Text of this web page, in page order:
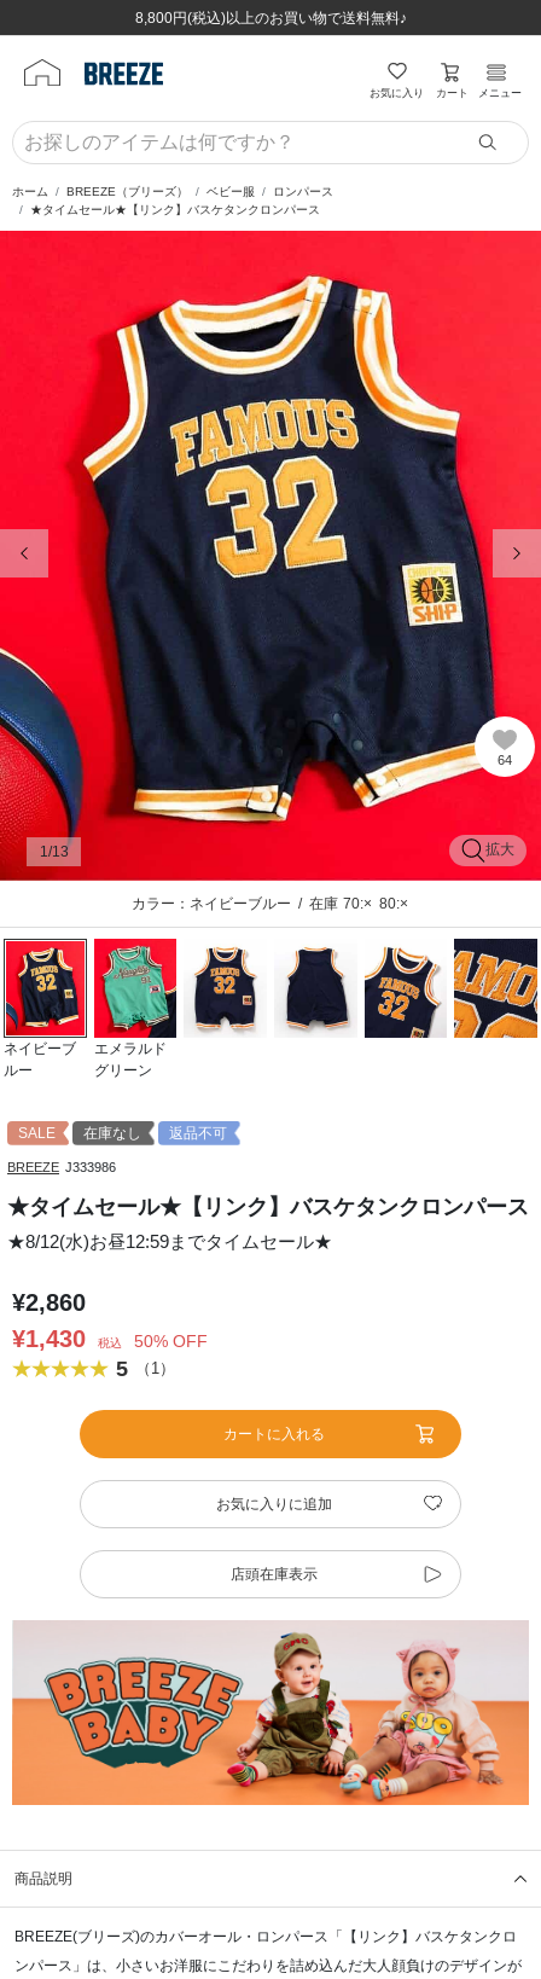
8,800円(税込)以上のお買い物で送料無料♪
ほぼ全品半額！！8/12(水)お昼12:59まで！！
8,800円(税込)以上のお買い物で送料無料♪
ほぼ全品半額！！8/12(水)お昼12:59まで！！
お気に入り カート メニュー
ホーム BREEZE（ブリーズ） ベビー服
ロンパース
★タイムセール★【リンク】バスケタンクロンパース
64
拡大
1 /13
カラー：ネイビーブルー / 在庫 70:× 80:×
ネイビーブ
ルー
エメラルド
グリーン
SALE 在庫なし 返品不可
BREEZE J333986
★タイムセール★【リンク】バスケタンクロンパース
★8/12(水)お昼12:59までタイムセール★
¥2,860
¥1,430
税込 50% OFF
5 （1）
カートに入れる
お気に入りに追加
店頭在庫表示
商品説明
BREEZE(ブリーズ)のカバーオール・ロンパース「【リンク】バスケタンクロ
ンパース」は、小さいお洋服にこだわりを詰め込んだ大人顔負けのデザインが